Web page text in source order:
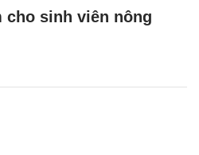
cho sinh viên nông